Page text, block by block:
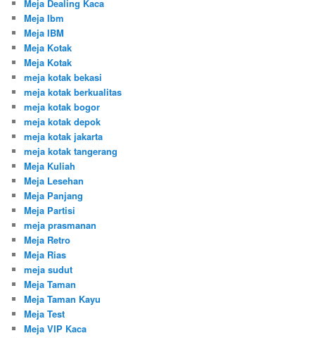
Meja Dealing Kaca
Meja Ibm
Meja IBM
Meja Kotak
Meja Kotak
meja kotak bekasi
meja kotak berkualitas
meja kotak bogor
meja kotak depok
meja kotak jakarta
meja kotak tangerang
Meja Kuliah
Meja Lesehan
Meja Panjang
Meja Partisi
meja prasmanan
Meja Retro
Meja Rias
meja sudut
Meja Taman
Meja Taman Kayu
Meja Test
Meja VIP Kaca